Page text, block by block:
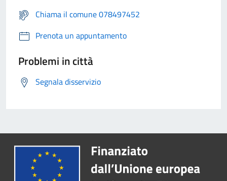
Chiama il comune 078497452
Prenota un appuntamento
Problemi in città
Segnala disservizio